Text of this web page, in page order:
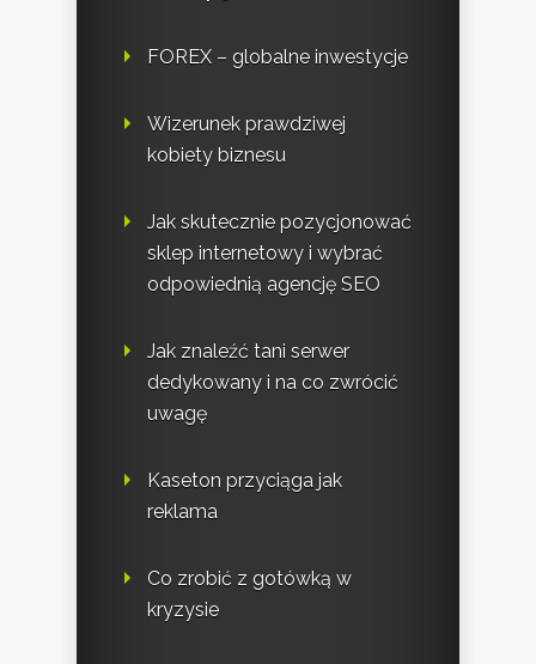
FOREX – globalne inwestycje
Wizerunek prawdziwej
kobiety biznesu
Jak skutecznie pozycjonować
sklep internetowy i wybrać
odpowiednią agencję SEO
Jak znaleźć tani serwer
dedykowany i na co zwrócić
uwagę
Kaseton przyciąga jak
reklama
Co zrobić z gotówką w
kryzysie